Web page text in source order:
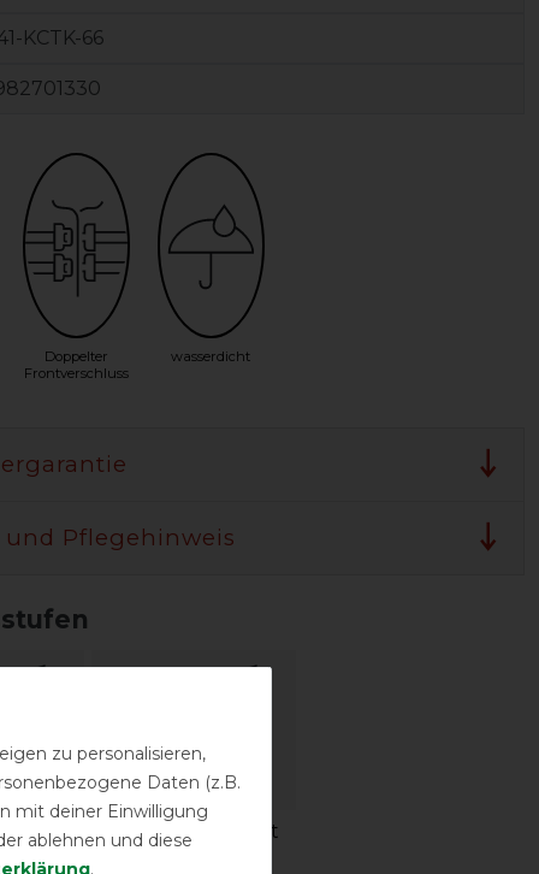
KCTK-66
Doppelter
Frontverschluss
wasserdicht
und Pflegehinweis
Wasserdichtigkeit
zu personalisieren,
Daten (z.B.
mit deiner Einwilligung
ablehnen und diese
.